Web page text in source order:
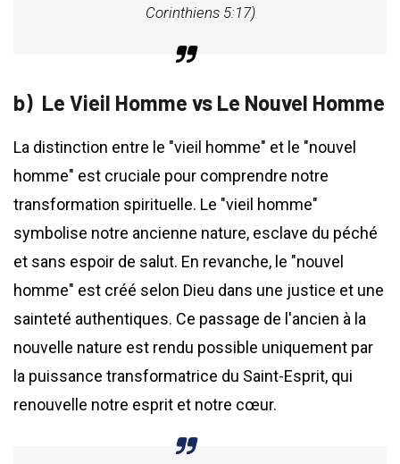
Corinthiens 5:17)
Le Vieil Homme vs Le Nouvel Homme
La distinction entre le "vieil homme" et le "nouvel
homme" est cruciale pour comprendre notre
transformation spirituelle. Le "vieil homme"
symbolise notre ancienne nature, esclave du péché
et sans espoir de salut. En revanche, le "nouvel
homme" est créé selon Dieu dans une justice et une
sainteté authentiques. Ce passage de l'ancien à la
nouvelle nature est rendu possible uniquement par
la puissance transformatrice du Saint-Esprit, qui
renouvelle notre esprit et notre cœur.